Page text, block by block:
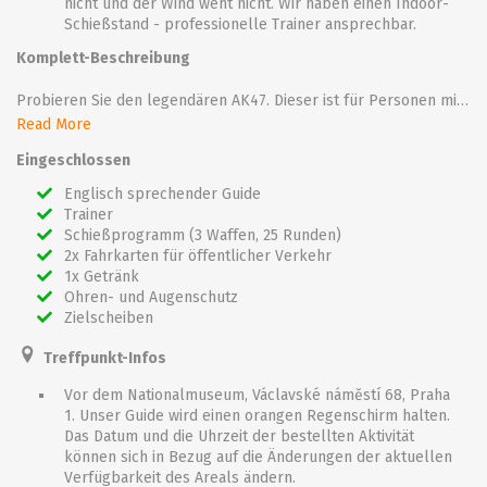
nicht und der Wind weht nicht. Wir haben einen Indoor-
Schießstand - professionelle Trainer ansprechbar.
Komplett-Beschreibung
Probieren Sie den legendären AK47. Dieser ist für Personen mit jedem Erfahrungsniveau geeignet. Wir garantieren eine unvergessliche Zeit. Wir geben Ihnen das richtige Sicherheitstraining für den Umgang mit einer Waffe und danach liegt es an Ihnen! Sie erhalten auch ein alkoholfreies Getränk, damit Sie sich erfrischen können! Sind Sie bereit dafür?
AK47 - 10x (klassisches Modell mit Kollimator)
AK74 - 10x (Modernisiertes Modell mit Kollimator)
Saiga - 5x (Taktische semiautomatische Schrotflinten mit Kollimator)
Die Optik, die das Zielen vereinfacht, befindet sich an den Waffen, dadurch gibt es auch kein Problem mit der möglichen Sehschwäche der Kunden, was die Zeit, die auf dem Schießstand verbracht wird, verkürzen könnte.
Read More
Eingeschlossen
Englisch sprechender Guide
Trainer
Schießprogramm (3 Waffen, 25 Runden)
2x Fahrkarten für öffentlicher Verkehr
1x Getränk
Ohren- und Augenschutz
Zielscheiben
Treffpunkt-Infos
Vor dem Nationalmuseum, Václavské náměstí 68, Praha
1. Unser Guide wird einen orangen Regenschirm halten.
Das Datum und die Uhrzeit der bestellten Aktivität
können sich in Bezug auf die Änderungen der aktuellen
Verfügbarkeit des Areals ändern.